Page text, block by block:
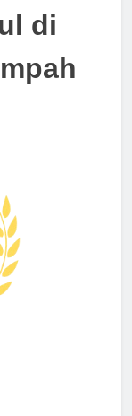
di